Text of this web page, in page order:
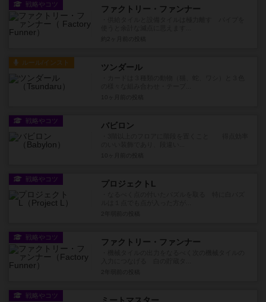
戦略やコツ ファクトリー・ファンナー
ルール/インスト ツンダール
戦略やコツ バビロン
戦略やコツ プロジェクトL
戦略やコツ ファクトリー・ファンナー
戦略やコツ